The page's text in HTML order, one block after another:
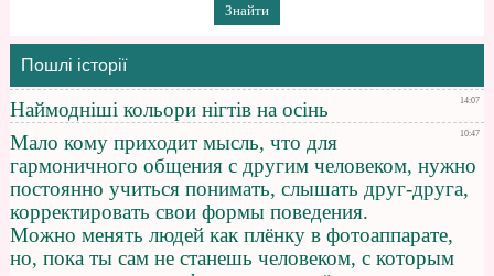
Пошлі історії